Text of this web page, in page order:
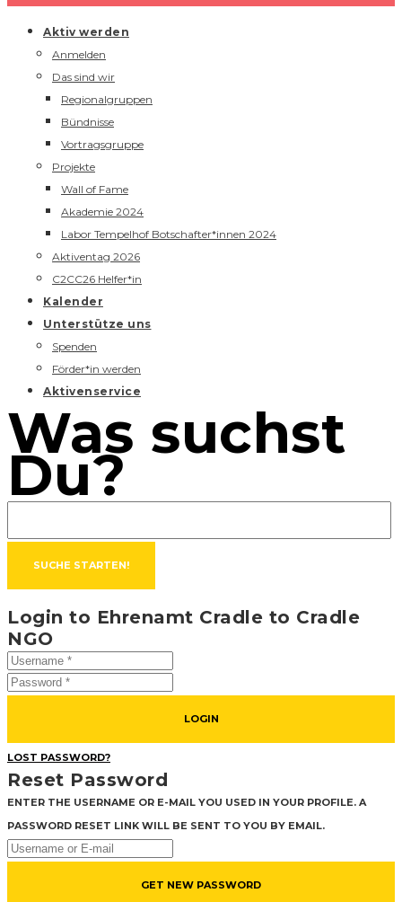
Aktiv werden
Anmelden
Das sind wir
Regionalgruppen
Bündnisse
Vortragsgruppe
Projekte
Wall of Fame
Akademie 2024
Labor Tempelhof Botschafter*innen 2024
Aktiventag 2026
C2CC26 Helfer*in
Kalender
Unterstütze uns
Spenden
Förder*in werden
Aktivenservice
Was suchst
Du?
Login to Ehrenamt Cradle to Cradle
NGO
LOGIN
LOST PASSWORD?
Reset Password
ENTER THE USERNAME OR E-MAIL YOU USED IN YOUR PROFILE. A
PASSWORD RESET LINK WILL BE SENT TO YOU BY EMAIL.
GET NEW PASSWORD